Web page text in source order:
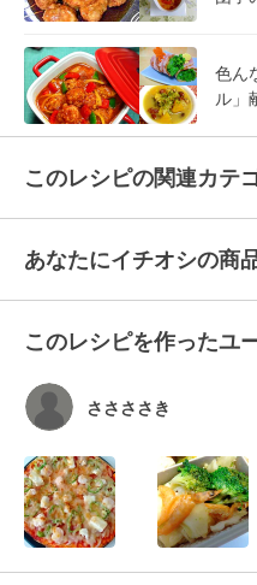
色ん
ル」
このレシピの関連カテ
あなたにイチオシの商
このレシピを作ったユ
ささささき